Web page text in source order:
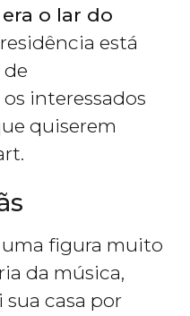
o lar do
está
interessados
quiserem
figura muito
da música,
casa por